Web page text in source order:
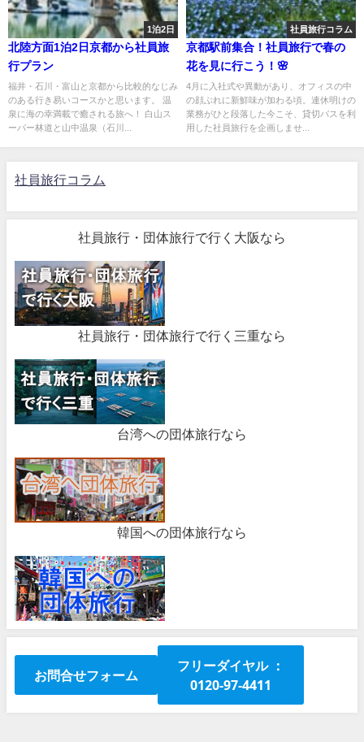
1泊2日
北陸方面1泊2日京都から社員旅
行プラン
福井・石川・富山と京都から比較的なじみ
のある行き易いコースかと思います。 温
泉に海の幸満載で癒される旅へ！ 白山ス
ーパー林道と山中温泉（石川...
社員旅行コラム
京都駅前集合！社員旅行で春の
花を見に行こう！🌸
4月に入社式や異動があり、オフィスの中
の顔ぶれに新鮮味が加わる頃。連休明けの
業務がひと段落した今こそ、貸切バスを利
用した社員旅行を企画しませ...
社員旅行コラム
社員旅行・団体旅行で行く大阪なら
社員旅行・団体旅行で行く三重なら
台湾への団体旅行なら
韓国への団体旅行なら
お問合せフォーム
フリーダイヤル ：
0120-97-4411